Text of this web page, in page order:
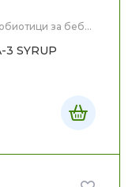
за бебе
3 SYRUP